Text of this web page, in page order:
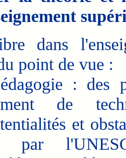
dans
point de vue :
: des
de
et
par